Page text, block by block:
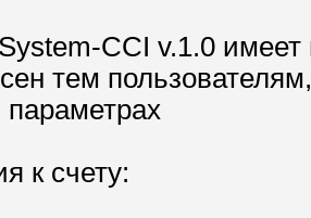
CCI v.1.0
тем
параметрах
к счету: